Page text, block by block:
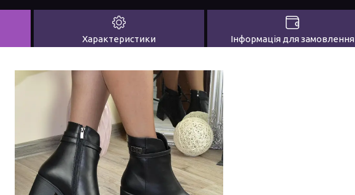
Характеристики Інформація для замовлення